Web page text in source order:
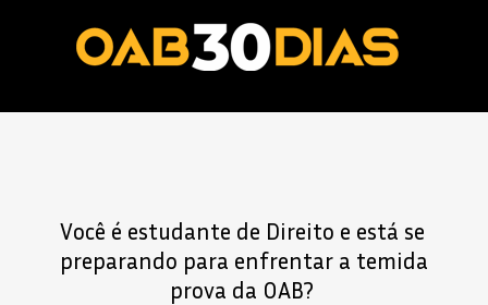
Você é estudante de Direito e está se
preparando para enfrentar a temida
prova da OAB?